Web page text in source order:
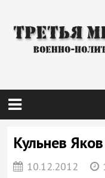
Кульнев
10.12.2012